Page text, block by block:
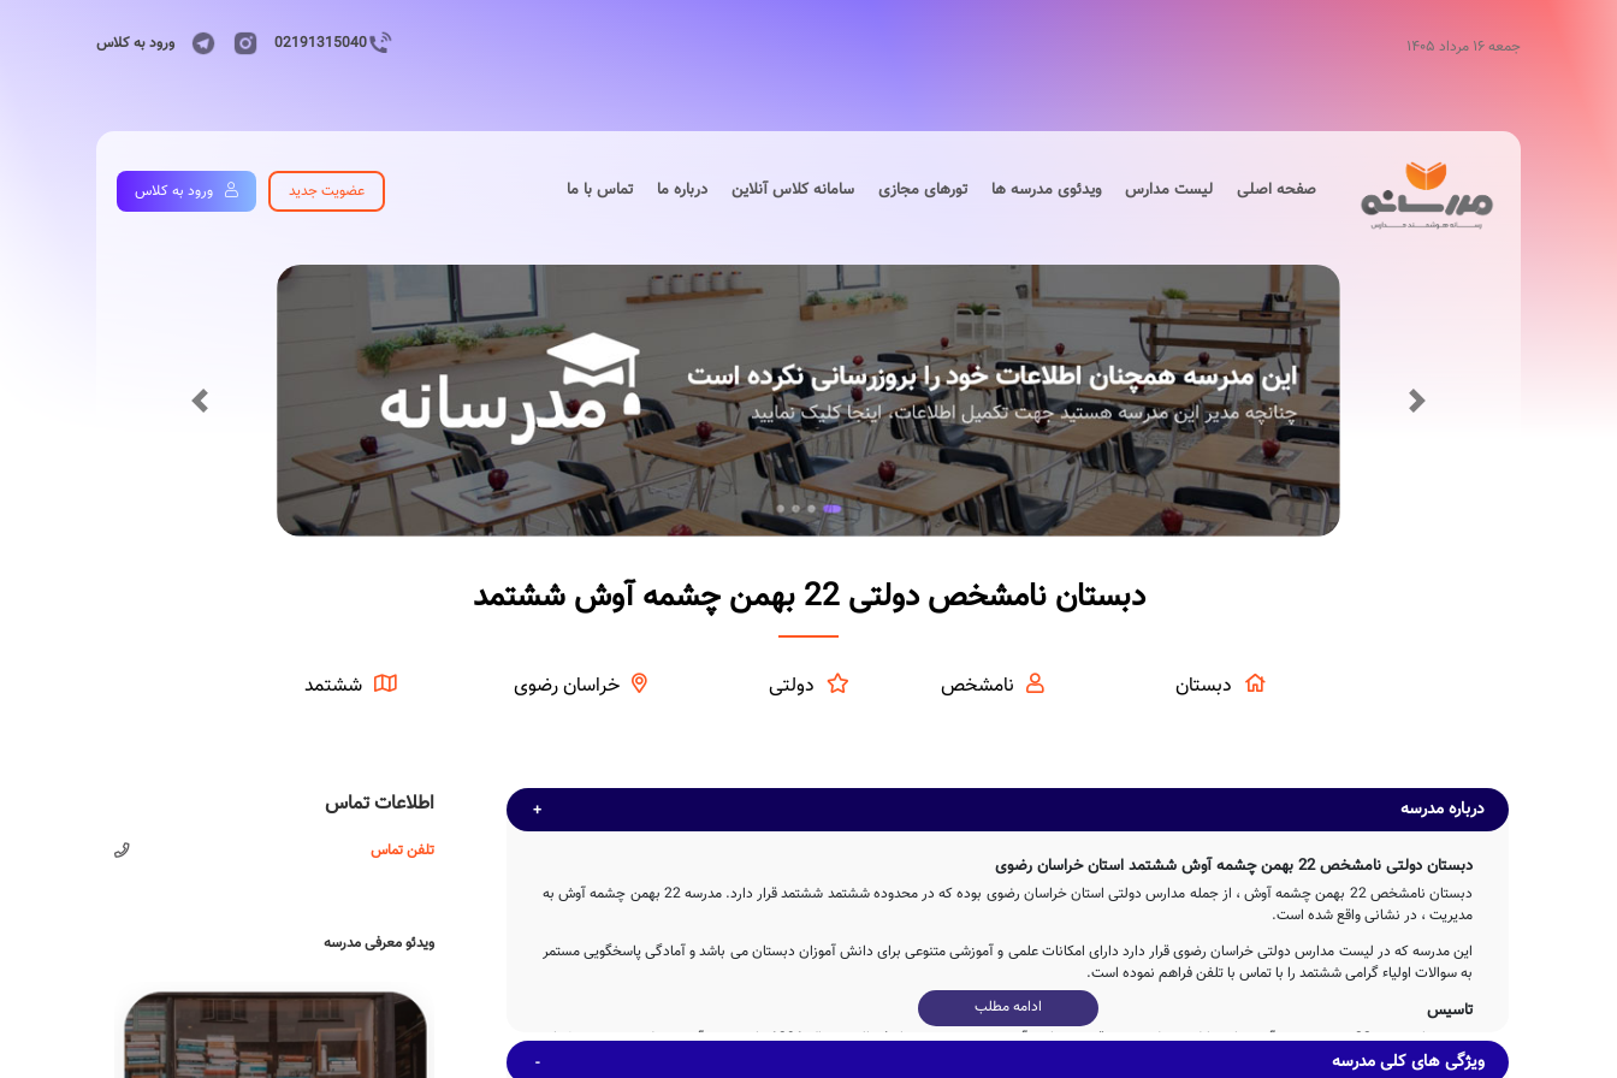
جمعه ۱۶ مرداد ۱۴۰۵ 02191315040 ورود به کلاس
صفحه اصلی لیست مدارس ویدئوی مدرسه ها تورهای مجازی سامانه کلاس آنلاین درباره ما تماس با ما عضویت جدید ورود به کلاس
Previous Next
دبستان نامشخص دولتی 22 بهمن چشمه آوش ششتمد
دبستان نامشخص دولتی خراسان رضوی ششتمد
اطلاعات تماس
تلفن تماس
ویدئو معرفی مدرسه
درباره مدرسه
دبستان دولتی نامشخص 22 بهمن چشمه آوش ششتمد استان خراسان رضوی
دبستان نامشخص 22 بهمن چشمه آوش ، از جمله مدارس دولتی استان خراسان رضوی بوده که در محدوده ششتمد ششتمد قرار دارد. مدرسه 22 بهمن چشمه آوش به
مدیریت ، در نشانی واقع شده است.
این مدرسه که در لیست مدارس دولتی خراسان رضوی قرار دارد دارای امکانات علمی و آموزشی متنوعی برای دانش آموزان دبستان می باشد و آمادگی پاسخگویی مستمر
به سوالات اولیاء گرامی ششتمد را با تماس با تلفن فراهم نموده است.
تاسیس
مدرسه نامشخص 22 بهمن چشمه آوش با مشارکت و تلاش بی وقفه ی وزارت آموزش و پرورش پس از 4ساله در سال 1391 وارد چرخه آموزشی کشور شده و پذیرای
فرزندان این مرز و بوم بوده است.
ادامه مطلب
ویژگی های کلی مدرسه